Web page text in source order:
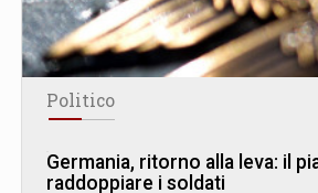
Politico
Germania, ritorno alla leva: il
raddoppiare i soldati